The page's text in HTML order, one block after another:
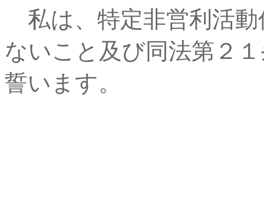
私は、特定非営利活動
ないこと及び同法第２
誓います。